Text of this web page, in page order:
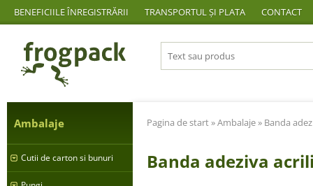
BENEFICIILE ÎNREGISTRĂRII TRANSPORTUL ȘI PLATA CONTACT
Ambalaje
Cutii de carton si bunuri
Pagina de start»Ambalaje» Banda
Banda adeziva